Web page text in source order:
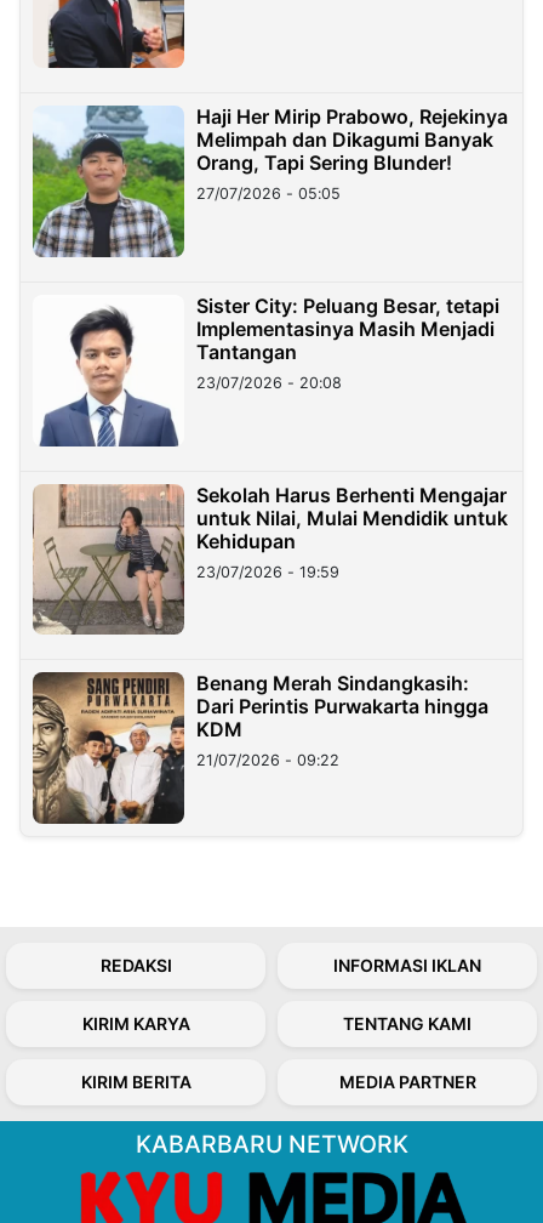
Haji Her Mirip Prabowo, Rejekinya
Melimpah dan Dikagumi Banyak
Orang, Tapi Sering Blunder!
27/07/2026 - 05:05
Sister City: Peluang Besar, tetapi
Implementasinya Masih Menjadi
Tantangan
23/07/2026 - 20:08
Sekolah Harus Berhenti Mengajar
untuk Nilai, Mulai Mendidik untuk
Kehidupan
23/07/2026 - 19:59
Benang Merah Sindangkasih:
Dari Perintis Purwakarta hingga
KDM
21/07/2026 - 09:22
REDAKSI INFORMASI IKLAN
KIRIM KARYA TENTANG KAMI
KIRIM BERITA MEDIA PARTNER
KABARBARU NETWORK